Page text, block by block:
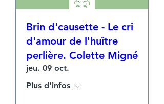
Brin d'causette - Le cri
d'amour de l'huître
perlière. Colette Migné
jeu. 09 oct.
Plus d'infos